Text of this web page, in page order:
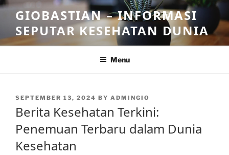
Skip
content
GIOBASTIAN – INFORMASI
SEPUTAR KESEHATAN DUNIA
Menu
POSTED
SEPTEMBER 13, 2024 BY ADMINGIO
Berita Kesehatan Terkini:
Penemuan Terbaru dalam Dunia
Kesehatan